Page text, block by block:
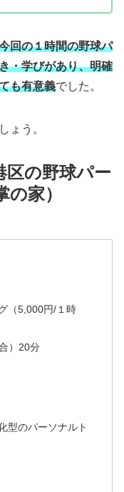
回の１時間の野球パ
・学びがあり、明確
も有意義でした。
ょう。
区の野球パー
家）
（5,000円/１時
）20分
型のパーソナルト